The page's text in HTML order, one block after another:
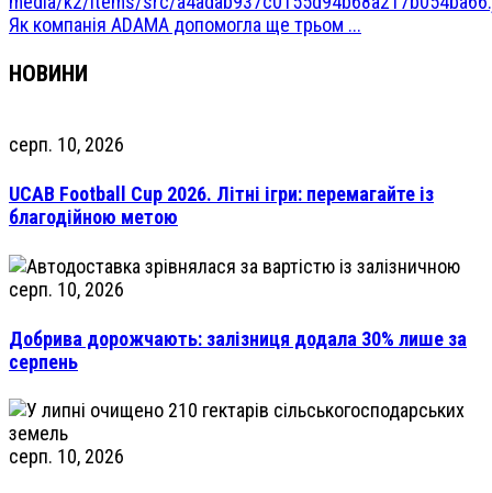
Як компанія ADAMA допомогла ще трьом ...
НОВИНИ
серп. 10, 2026
UCAB Football Cup 2026. Літні ігри: перемагайте із
благодійною метою
серп. 10, 2026
Добрива дорожчають: залізниця додала 30% лише за
серпень
серп. 10, 2026